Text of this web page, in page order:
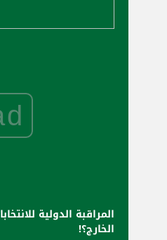
المراقبة الدولية
الخارج؟!